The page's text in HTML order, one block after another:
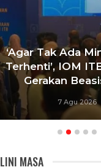
‘Agar Tak Ada
Terhenti’, IOM
Gerakan
7 Agu 2026
LINI MASA